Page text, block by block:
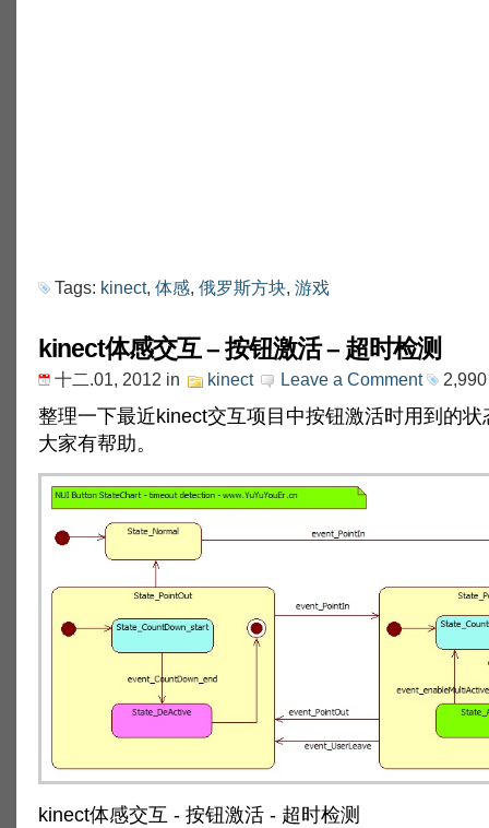
Tags: kinect, 体感, 俄罗斯方块, 游戏
kinect体感交互 – 按钮激活 – 超时检测
十二.01, 2012 in kinect Leave a Comment
整理一下最近kinect交互项目中按钮激活时用到的状
大家有帮助。
kinect体感交互 - 按钮激活 - 超时检测